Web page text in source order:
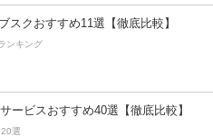
スクおすすめ11選【徹底比較】
ンキング
ービスおすすめ40選【徹底比較】
選